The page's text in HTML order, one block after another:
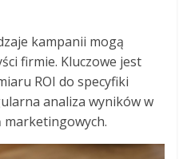
kampanii mogą
firmie. Kluczowe jest
ROI do specyfiki
analiza wyników w
marketingowych.